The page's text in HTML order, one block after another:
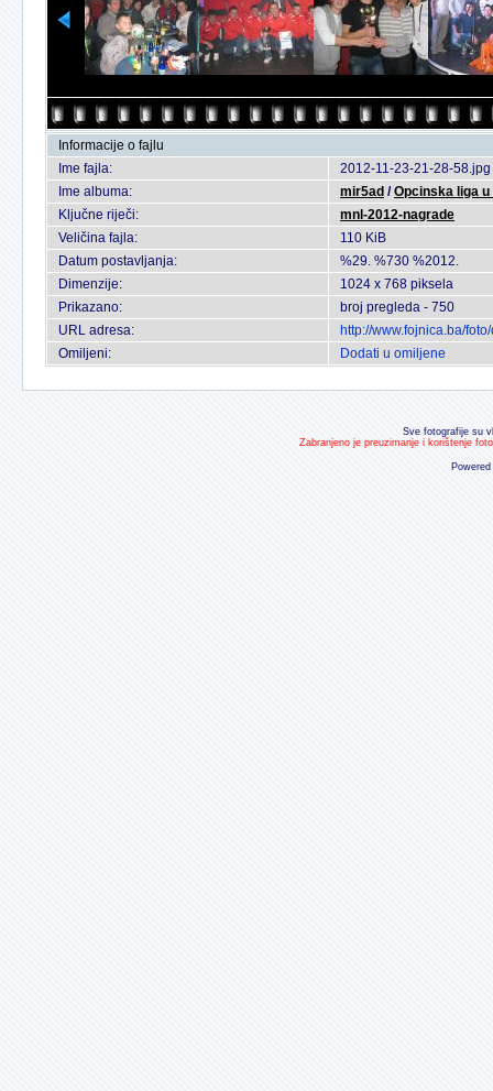
Informacije o fajlu
Ime fajla:
2012-11-23-21-28-58.jpg
Ime albuma:
mir5ad /Opcinska liga
Ključne riječi:
mnl-2012-nagrade
Veličina fajla:
110 KiB
Datum postavljanja:
%29. %730 %2012.
Dimenzije:
1024 x 768 piksela
Prikazano:
broj pregleda - 750
URL adresa:
http://www.fojnica.ba/
Omiljeni:
Dodati u omiljene
Sve fotografije su
Zabranjeno je preuzimanje i korištenje